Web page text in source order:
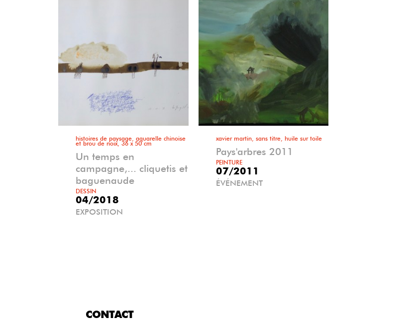
histoires de paysage, aquarelle chinoise
et brou de noix, 36 x 50 cm
Un temps en
campagne,... cliquetis et
baguenaude
DESSIN
04/2018
EXPOSITION
xavier martin, sans titre, huile sur toile
Pays'arbres 2011
PEINTURE
07/2011
ÉVÉNEMENT
CONTACT